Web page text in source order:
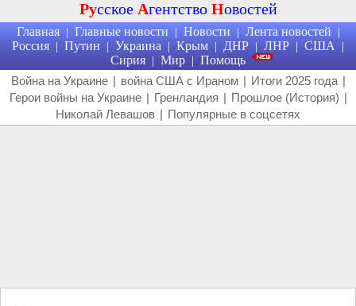
Русское Агентство Новостей
Главная | Главные новости | Новости | Лента новостей |
Россия | Путин | Украина | Крым | ДНР | ЛНР | США |
Сирия | Мир | Помощь
Война на Украине | война США с Ираном | Итоги 2025 года |
Герои войны на Украине | Гренландия | Прошлое (История) |
Николай Левашов | Популярные в соцсетях